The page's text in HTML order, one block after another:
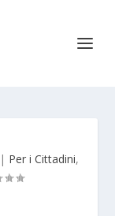
| Per i Cittadini,